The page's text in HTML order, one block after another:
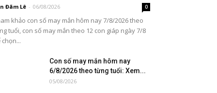
Đãm Lê - 06/08/2026 0
khảo con số may mắn hôm nay 7/8/2026 theo
tuổi, con số may mắn theo 12 con giáp ngày 7/8
chọn...
Con số may mắn hôm nay
6/8/2026 theo từng tuổi: Xem...
05/08/2026